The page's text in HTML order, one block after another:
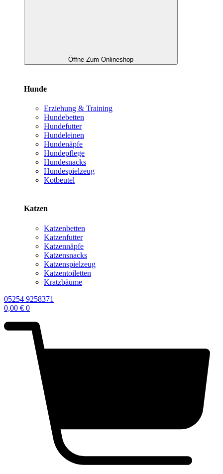
Öffne Zum Onlineshop
Hunde
Erziehung & Training
Hundebetten
Hundefutter
Hundeleinen
Hundenäpfe
Hundepflege
Hundesnacks
Hundespielzeug
Kotbeutel
Katzen
Katzenbetten
Katzenfutter
Katzennäpfe
Katzensnacks
Katzenspielzeug
Katzentoiletten
Kratzbäume
05254 9258371
0,00 € 0